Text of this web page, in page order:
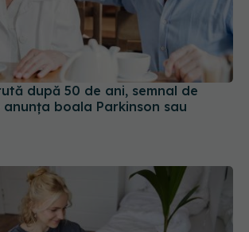
după 50 de ani, semnal de
anunța boala Parkinson sau